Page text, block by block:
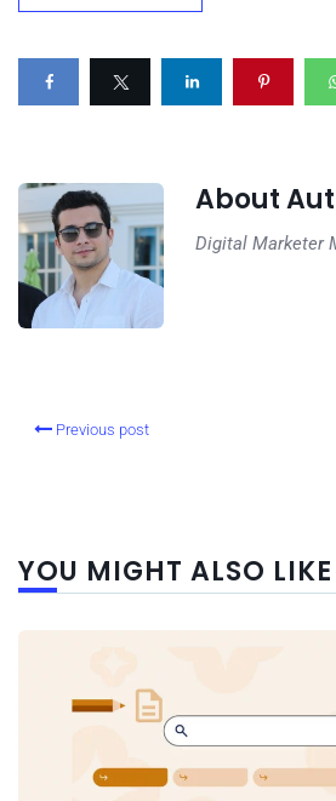
About
Digital Marketer
Previous post
YOU MIGHT ALSO LIKE